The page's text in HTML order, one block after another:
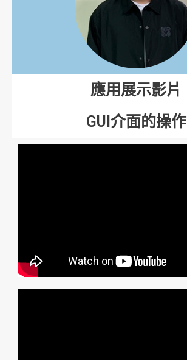
應用展示影片
GUI介面的操作